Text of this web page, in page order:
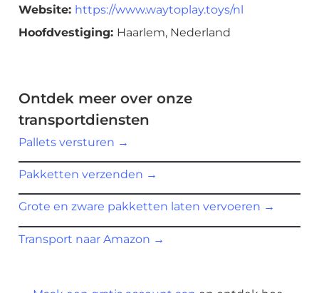
Website: https://www.waytoplay.toys/nl
Hoofdvestiging: Haarlem, Nederland
Ontdek meer over onze
transportdiensten
Pallets versturen →
Pakketten verzenden →
Grote en zware pakketten laten vervoeren →
Transport naar Amazon →